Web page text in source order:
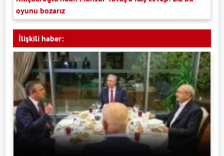
oyunu bozarız
İlişkili haber: